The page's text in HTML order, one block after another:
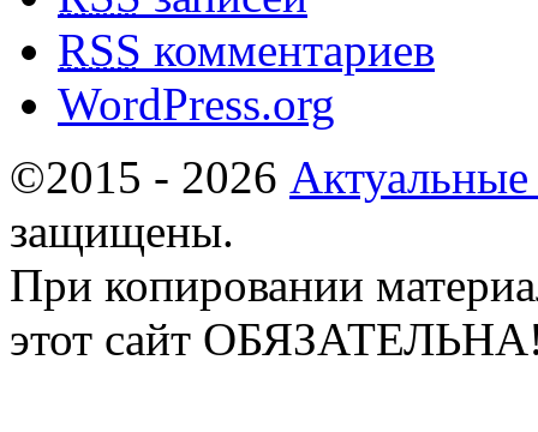
RSS комментариев
WordPress.org
©2015 - 2026
защищены.
При копировании
этот сайт